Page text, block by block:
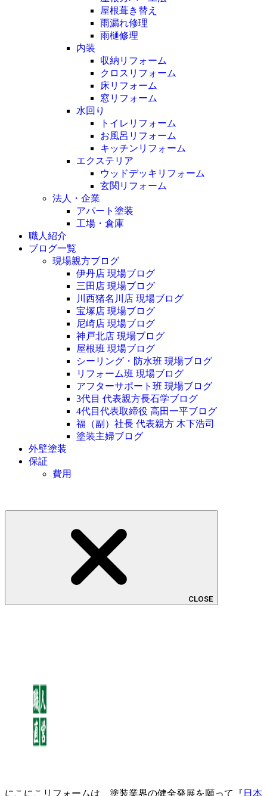
屋根葺き替え
雨漏れ修理
雨樋修理
内装
収納リフォーム
クロスリフォーム
床リフォーム
窓リフォーム
水回り
トイレリフォーム
お風呂リフォーム
キッチンリフォーム
エクステリア
ウッドデッキリフォーム
玄関リフォーム
法人・企業
アパート塗装
工場・倉庫
職人紹介
ブログ一覧
現場親方ブログ
伊丹店 現場ブログ
三田店 現場ブログ
川西猪名川店 現場ブログ
宝塚店 現場ブログ
尼崎店 現場ブログ
神戸北店 現場ブログ
屋根班 現場ブログ
シーリング・防水班 現場ブログ
リフォーム班 現場ブログ
アフターサポート班 現場ブログ
3代目 代表親方長石学ブログ
4代目代表取締役 高田一平ブログ
福（副）社長 代表親方 木下浩司
塗装主婦ブログ
外壁塗装
保証
費用
CLOSE
にこにこリフォームは、塗装業界の健全発展を願って『 日本